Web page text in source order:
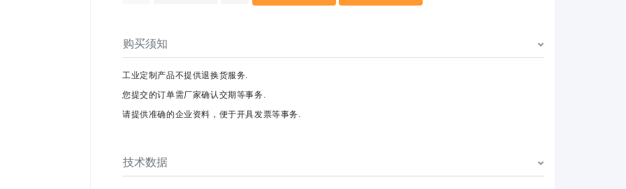
购买须知
工业定制产品不提供退换货服务.
您提交的订单需厂家确认交期等事务.
请提供准确的企业资料，便于开具发票等事务.
技术数据